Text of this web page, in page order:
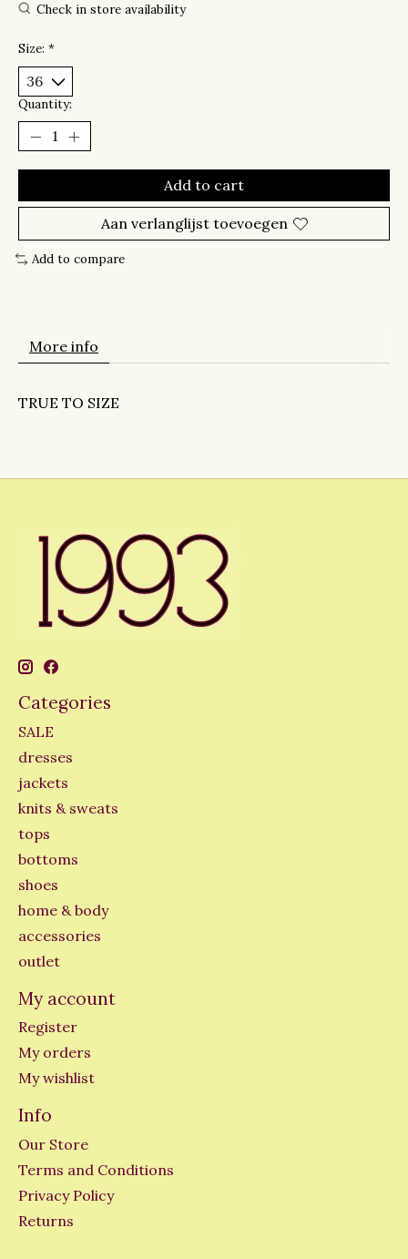
Check in store availability
Size: *
Quantity:
Add to cart
Aan verlanglijst toevoegen
Add to compare
More info
TRUE TO SIZE
Categories
SALE
dresses
jackets
knits & sweats
tops
bottoms
shoes
home & body
accessories
outlet
My account
Register
My orders
My wishlist
Info
Our Store
Terms and Conditions
Privacy Policy
Returns